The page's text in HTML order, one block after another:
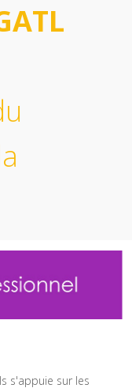
s'appuie sur les